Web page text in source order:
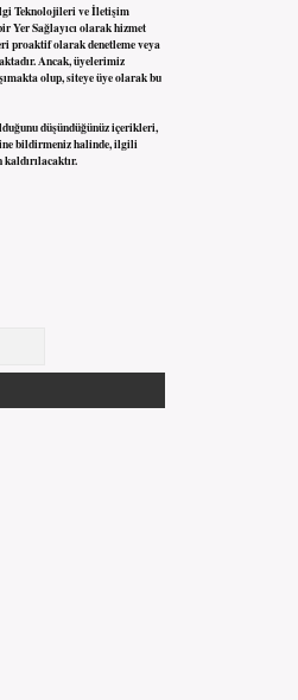
Teknolojileri ve İletişim
Yer Sağlayıcı olarak hizmet
proaktif olarak denetleme veya
Ancak, üyelerimiz
olup, siteye üye olarak bu
düşündüğünüz içerikleri,
bildirmeniz halinde, ilgili